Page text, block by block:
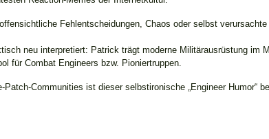
Fehlentscheidungen, Chaos oder selbst verursachte
neu interpretiert: Patrick trägt moderne Militärausrüstung im
für Combat Engineers bzw. Pioniertruppen.
Communities ist dieser selbstironische „Engineer Humor“